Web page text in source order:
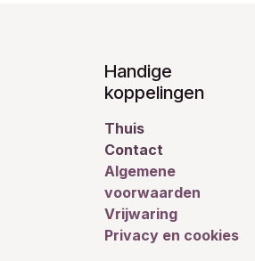
Handige
koppelingen
Thuis
Contact
Algemene
voorwaarden
Vrijwaring
Privacy en cookies